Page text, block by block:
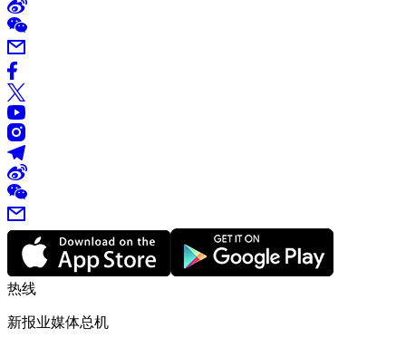
热线
新报业媒体总机